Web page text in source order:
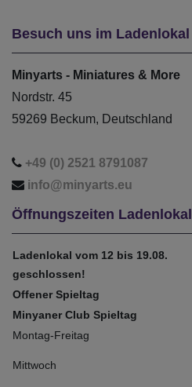
Besuch uns im Ladenlokal
Minyarts - Miniatures & More
Nordstr. 45
59269 Beckum, Deutschland
+49 (0) 2521 8791087
info@minyarts.eu
Öffnungszeiten Ladenlokal
Ladenlokal vom 12 bis 19.08.
geschlossen!
Offener Spieltag
Minyaner Club Spieltag
Montag-Freitag
Mittwoch